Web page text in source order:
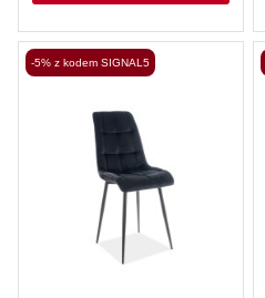
-5% z kodem SIGNAL5